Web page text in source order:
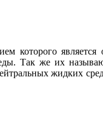
которого
Так же их
жидких